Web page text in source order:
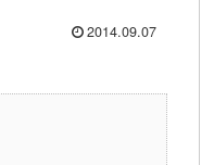
2014.09.07